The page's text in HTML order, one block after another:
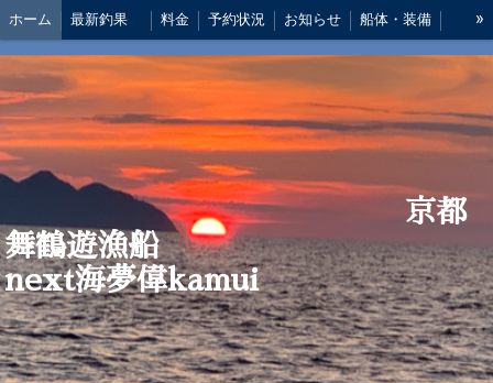
ホーム 最新釣果 料金 予約状況 お知らせ 船体・装備
船長 あいさつ アクセス 仕掛け
»
京都
舞鶴遊漁船
next海夢偉kamui